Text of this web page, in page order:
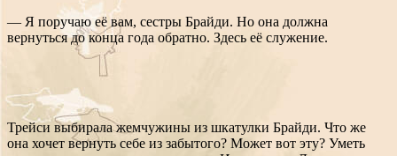
— Я поручаю её вам, сестры Брайди. Но она должна
вернуться до конца года обратно. Здесь её служение.
Трейси выбирала жемчужины из шкатулки Брайди. Что же
она хочет вернуть себе из забытого? Может вот эту? Уметь